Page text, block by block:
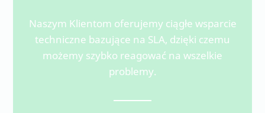
Naszym Klientom oferujemy ciągłe wsparcie
techniczne bazujące na SLA, dzięki czemu
możemy szybko reagować na wszelkie
problemy.